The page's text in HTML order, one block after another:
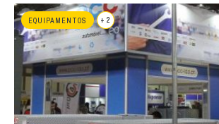
EQUIPAMENTOS + 2